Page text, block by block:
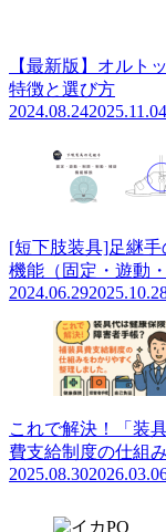
【最新版】オルト
特徴と選び方
2024.08.242025.11.04
[短下肢装具]足継
機能（固定・遊動
2024.06.29
これで解決！「装
費支給制度の仕組
2025.08.30